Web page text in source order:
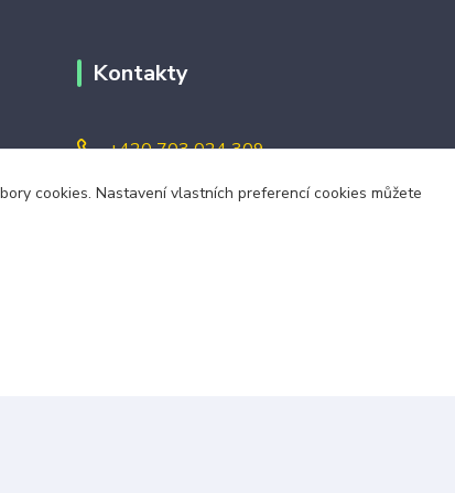
Kontakty
+420 703 024 309
objednavky@zavazuj.cz
cookies. Nastavení vlastních preferencí cookies můžete